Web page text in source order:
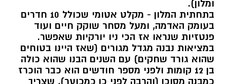
ומלון).
בתחתית המלון - מקלט אטומי שכולל 10 חדרים
בעומק האדמה, ומעל מסחר שוקק חיים ועוד
פנטזיות שנראו אז הכי ניו יורקיות שאפשר.
במציאות נבנה מגדל מגורים (שאז היינו בטוחים
שהוא גורד שחקים) עם השנים הבנו שהוא כולה
בן 12 קומות ולפני מספר חודשים הוא כבר הוכרז
כמבנה מסוכן (והרבה לפני כן כמכוער), שצריך